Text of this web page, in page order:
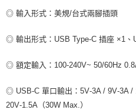
每筆NT$80，滿NT$599(含以上)免
宅配
◎ 輸入形式：美規/台式兩腳插頭
◎ 輸出形式：USB Type‑C 插座 ×1、
◎ 額定輸入：100‑240V~ 50/60Hz
◎ USB‑C 單口輸出：5V‑3A / 9V‑3A /
20V‑1.5A（30W Max.）